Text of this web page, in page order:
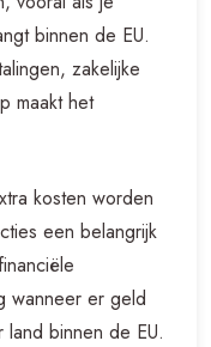
binnen de EU.
zakelijke
maakt het
kosten worden
een belangrijk
wanneer er geld
binnen de EU.